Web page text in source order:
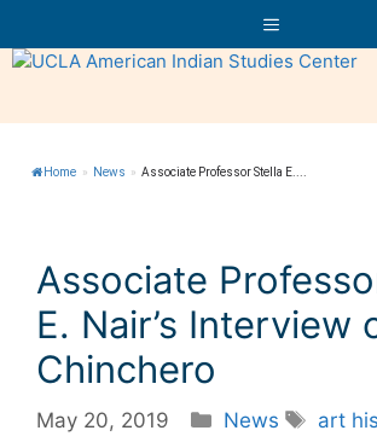
to
content
Menu
Home » News » Associate Professor Stella E....
Associate
E. Nair’s Interview
Chinchero
May 20, 2019 Categories
News Tags
art